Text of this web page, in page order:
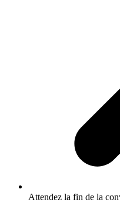
Attendez la fin de la